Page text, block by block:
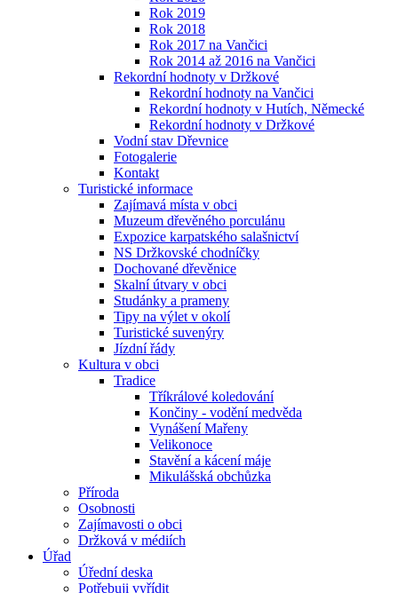
Rok 2019
Rok 2018
Rok 2017 na Vančici
Rok 2014 až 2016 na Vančici
Rekordní hodnoty v Držkové
Rekordní hodnoty na Vančici
Rekordní hodnoty v Hutích, Německé
Rekordní hodnoty v Držkové
Vodní stav Dřevnice
Fotogalerie
Kontakt
Turistické informace
Zajímavá místa v obci
Muzeum dřevěného porculánu
Expozice karpatského salašnictví
NS Držkovské chodníčky
Dochované dřevěnice
Skalní útvary v obci
Studánky a prameny
Tipy na výlet v okolí
Turistické suvenýry
Jízdní řády
Kultura v obci
Tradice
Tříkrálové koledování
Končiny - vodění medvěda
Vynášení Mařeny
Velikonoce
Stavění a kácení máje
Mikulášská obchůzka
Příroda
Osobnosti
Zajímavosti o obci
Držková v médiích
Úřad
Úřední deska
Potřebuji vyřídit